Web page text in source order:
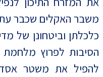
משבר האקלים שכבר
כלכלתן וביטחונן של
הסיבות לפרוץ מלחמת
להפיל את משטר